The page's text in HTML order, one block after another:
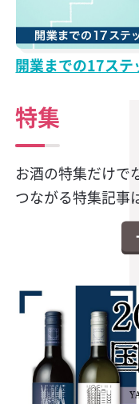
開業までの17ステ
特集
お酒の特集だけで
つながる特集記事